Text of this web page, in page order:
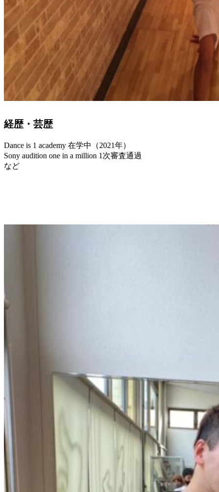
経歴・芸歴
Dance is 1 academy 在学中（2021年）
Sony audition one in a million 1次審査通過
など